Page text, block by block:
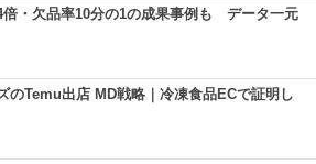
倍・欠品率10分の1の成果事例も データ一元
のTemu出店 MD戦略｜冷凍食品ECで証明し